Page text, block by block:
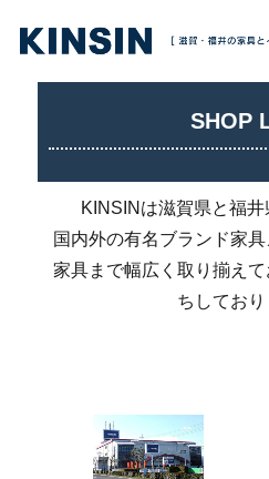
SHOP
KINSINは滋賀県と福井
国内外の有名ブランド家
家具まで幅広く取り揃え
ちしており